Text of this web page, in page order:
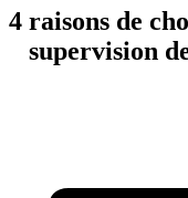
4 raisons de
supervision